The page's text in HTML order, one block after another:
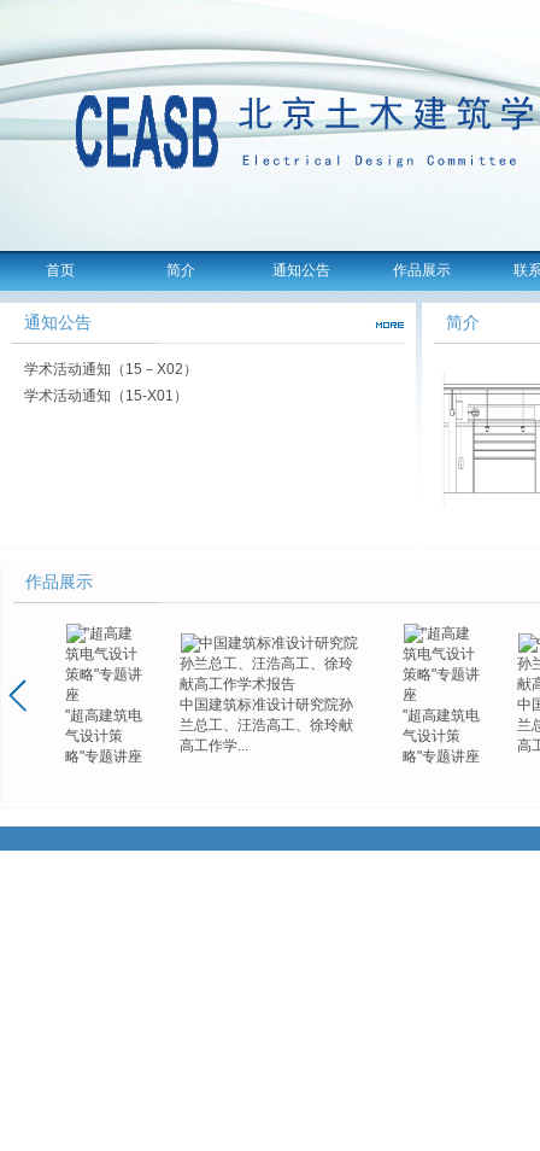
首页 简介 通知公告 作品展示 联
通知公告
学术活动通知（15－X02）
学术活动通知（15-X01）
简介
作品展示
"超高建筑电
气设计策
略"专题讲座
中国建筑标准设计研究院孙
兰总工、汪浩高工、徐玲献
高工作学...
"超高建筑电
气设计策
略"专题讲座
中
兰
高